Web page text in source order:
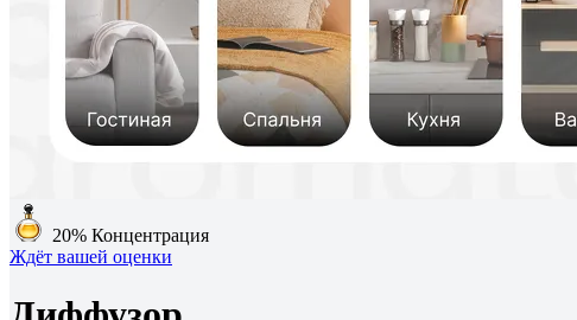
20% Концентрация
Ждёт вашей оценки